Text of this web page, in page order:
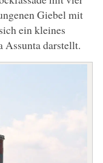
Giebel mit
ein kleines
Assunta darstellt.